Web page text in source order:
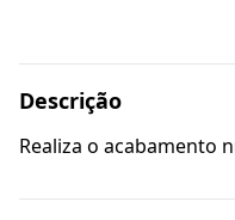
Descrição
Realiza o acabamento